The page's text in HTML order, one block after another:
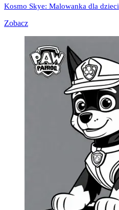
Kosmo Skye: Malowanka dla dzieci
Zobacz